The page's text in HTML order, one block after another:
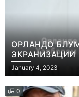
ОРЛАНДО
ЭКРАНИЗАЦИИ
January 4, 2023
0